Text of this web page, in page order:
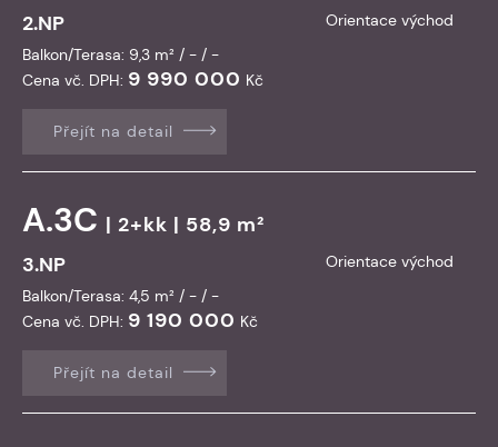
2.NP
Orientace východ
Balkon/Terasa: 9,3 m² / - / -
Cena vč. DPH: 9 990 000 Kč
Přejít na detail
A.3C | 2+kk | 58,9 m²
3.NP
Orientace východ
Balkon/Terasa: 4,5 m² / - / -
Cena vč. DPH: 9 190 000 Kč
Přejít na detail